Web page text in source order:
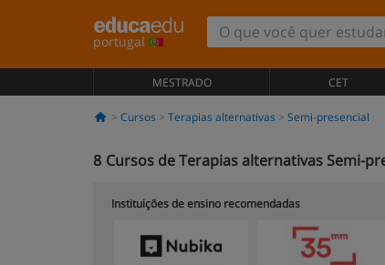
portugal
MESTRADO CET
Cursos Terapias alternativas Semi-presencial
8 Cursos de Terapias alternativas Semi-
Instituições de ensino recomendadas